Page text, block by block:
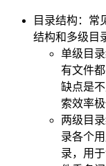
目录结构：常
结构和多级目
单级目
有文件
缺点是
索效率极
两级目
录各个
录，用